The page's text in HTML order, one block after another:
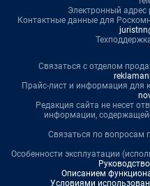
Электронный адрес
Контактные данные для
Связаться с отделом
Прайс-лист и информация для
Редакция сайта не несет
информации,
Связаться по вопросам
Особенности эксплуатации
Описанием
Условиями